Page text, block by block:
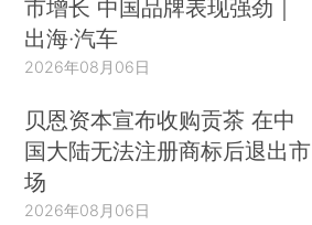
市增长 中国品牌表现强劲｜
出海·汽车
2026年08月06日
贝恩资本宣布收购贡茶 在中
国大陆无法注册商标后退出市
场
2026年08月06日